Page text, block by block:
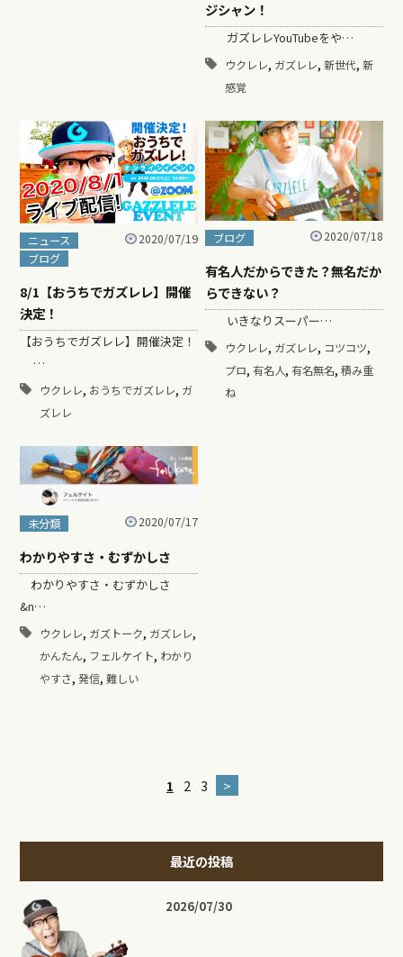
ジシャン！
ガズレレYouTubeをや…
ウクレレ, ガズレレ, 新世代, 新
感覚
ニュース
ブログ
2020/07/19
8/1【おうちでガズレレ】開催
決定！
【おうちでガズレレ】開催決定！
…
ウクレレ, おうちでガズレレ, ガ
ズレレ
ブログ 2020/07/18
有名人だからできた？無名だか
らできない？
いきなりスーパー…
ウクレレ, ガズレレ, コツコツ,
プロ, 有名人, 有名無名, 積み重
ね
未分類 2020/07/17
わかりやすさ・むずかしさ
わかりやすさ・むずかしさ
&n…
ウクレレ, ガズトーク, ガズレレ,
かんたん, フェルケイト, わかり
やすさ, 発信, 難しい
1 2 3 >
最近の投稿
2026/07/30